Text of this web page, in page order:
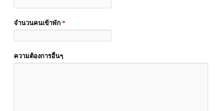
จำนวนคนเข้าพัก *
ความต้องการอื่นๆ